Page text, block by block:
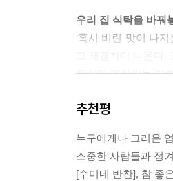
우리 집 식탁을 바꿔
‘혹시 비린 맛이 나
정량의 레시피는 가
김수미 선생님의
풍성하고 다양하게
추천평
누구에게나 그리운
소중한 사람들과 정
[수미네 반찬], 참 좋